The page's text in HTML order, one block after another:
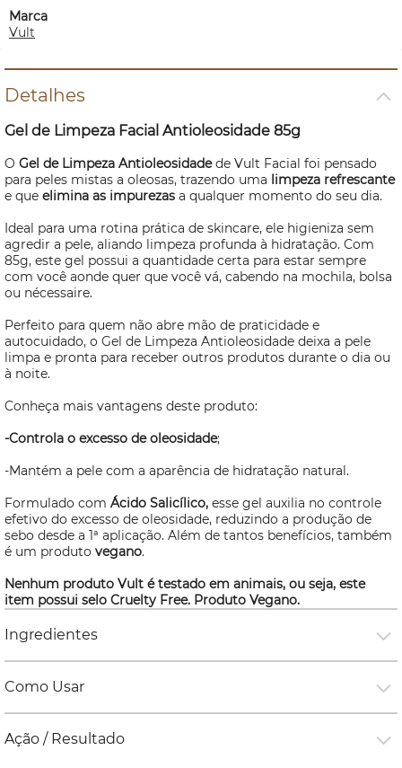
Marca
Vult
Detalhes
Gel de Limpeza Facial Antioleosidade 85g
O Gel de Limpeza Antioleosidadede Vult Facial foi pensado
para peles mistas a oleosas, trazendo uma limpeza refrescante
e que elimina as impurezas a qualquer momento do seu dia.
Ideal para uma rotina prática de skincare, ele higieniza sem
agredir a pele, aliando limpeza profunda à hidratação. Com
85g, este gel possui a quantidade certa para estar sempre
com você aonde quer que você vá, cabendo na mochila, bolsa
ou nécessaire.
Perfeito para quem não abre mão de praticidade e
autocuidado, o Gel de Limpeza Antioleosidade deixa a pele
limpa e pronta para receber outros produtos durante o dia ou
à noite.
Conheça mais vantagens deste produto:
-Controla o excesso de oleosidade;
-Mantém a pele com a aparência de hidratação natural.
Formulado com Ácido Salicílico, esse gel auxilia no controle
efetivo do excesso de oleosidade, reduzindo a produção de
sebo desde a 1ª aplicação. Além de tantos benefícios, também
é um produto vegano.
Nenhum produto Vult é testado em animais, ou seja, este
item possui selo Cruelty Free. Produto Vegano.
Ingredientes
Como Usar
Ação / Resultado